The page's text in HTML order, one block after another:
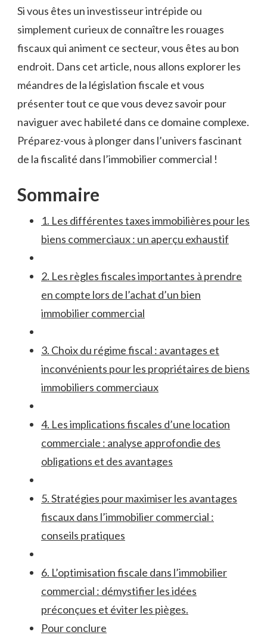
Si ⁣vous êtes ‌un investisseur intrépide⁢ ou
simplement curieux ‌de connaître ⁢les rouages
fiscaux⁣ qui animent ce secteur, vous êtes au⁤ bon
endroit. Dans cet article, nous allons ⁤explorer ​les ​
méandres de ⁣la ⁣législation‌ fiscale ⁣et ⁤vous
‌présenter‌ tout ‌ce ⁤que ⁢vous devez savoir⁢ pour
naviguer avec habileté ⁢dans ce domaine complexe.
⁣Préparez-vous à⁤ plonger dans ⁢l’univers ⁣fascinant
de⁣ la fiscalité dans l’immobilier ⁢commercial !
Sommaire
1. Les différentes taxes immobilières ‌pour les
biens commerciaux : un aperçu exhaustif
2.⁣ Les règles fiscales importantes ​à prendre
⁢en compte lors de l’achat d’un bien
⁤immobilier⁢ commercial
3.⁣ Choix‌ du‍ régime fiscal : avantages⁢ et
inconvénients pour ‌les propriétaires de ‍biens​
immobiliers commerciaux
4. Les ⁤implications fiscales d’une ⁤location
commerciale :⁤ analyse‍ approfondie des
obligations⁣ et⁤ des ​avantages
5. Stratégies pour maximiser les avantages
fiscaux dans l’immobilier commercial :
conseils ⁣pratiques
6. L’optimisation⁣ fiscale⁣ dans l’immobilier
commercial : démystifier les​ idées
préconçues et​ éviter⁤ les ⁣pièges.
Pour conclure